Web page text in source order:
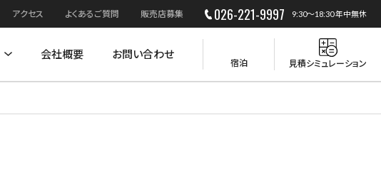
アクセス よくあるご質問 販売店募集 026-221-9997 9:30～18:30 年中無休
会社概要 お問い合わせ
宿泊 見積シミュレーション